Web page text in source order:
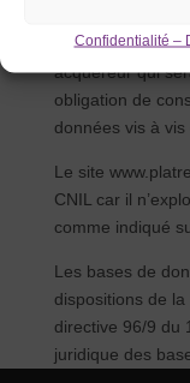
Confidentialité –
transmission
acquéreur qui
obligation de
données vis à vis
Le site
CNIL car il
comme indiqué
Les bases de
dispositions de
directive 96/9 du
juridique des